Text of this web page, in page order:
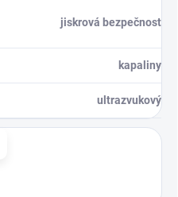
jiskrová bezpečnost
kapaliny
ultrazvukový